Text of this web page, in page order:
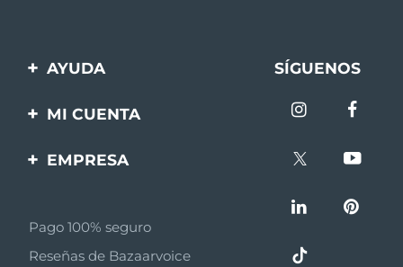
AYUDA
Contáctanos
batería
SÍGUENOS
MI CUENTA
Registro de productos
EMPRESA
Afiliados
Pago 100% seguro
Reseñas de Bazaarvoice